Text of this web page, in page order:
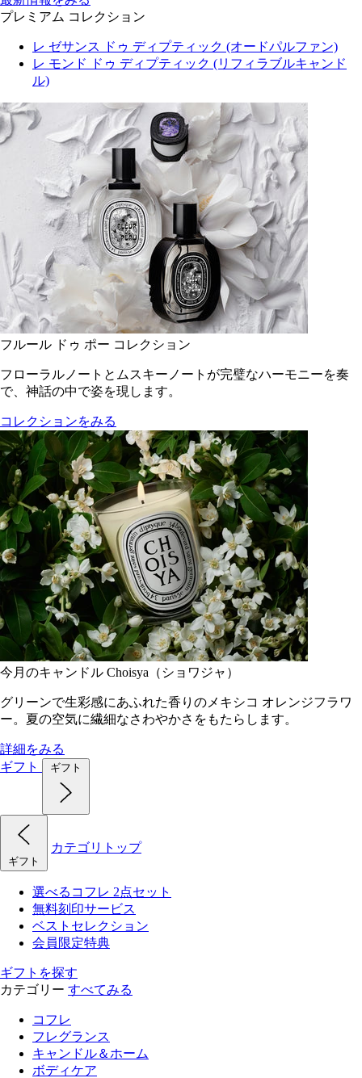
プレミアム コレクション
レ ゼサンス ドゥ ディプティック (オードパルファン)
レ モンド ドゥ ディプティック (リフィラブルキャンド
ル)
フルール ドゥ ポー コレクション
フローラルノートとムスキーノートが完璧なハーモニーを奏
で、神話の中で姿を現します。
コレクションをみる
今月のキャンドル Choisya（ショワジャ）
グリーンで生彩感にあふれた香りのメキシコ オレンジフラワ
ー。夏の空気に繊細なさわやかさをもたらします。
詳細をみる
ギフト
ギフト
ギフト
カテゴリトップ
選べるコフレ 2点セット
無料刻印サービス
ベストセレクション
会員限定特典
ギフトを探す
カテゴリー すべてみる
コフレ
フレグランス
キャンドル＆ホーム
ボディケア